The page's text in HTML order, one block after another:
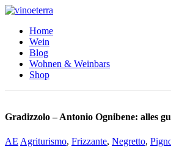
Home
Wein
Blog
Wohnen & Weinbars
Shop
Gradizzolo – Antonio Ognibene: alles
AE Agriturismo, Frizzante, Negretto,